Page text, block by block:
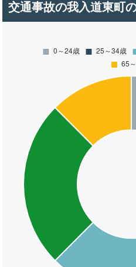
交通事故の我入道東町